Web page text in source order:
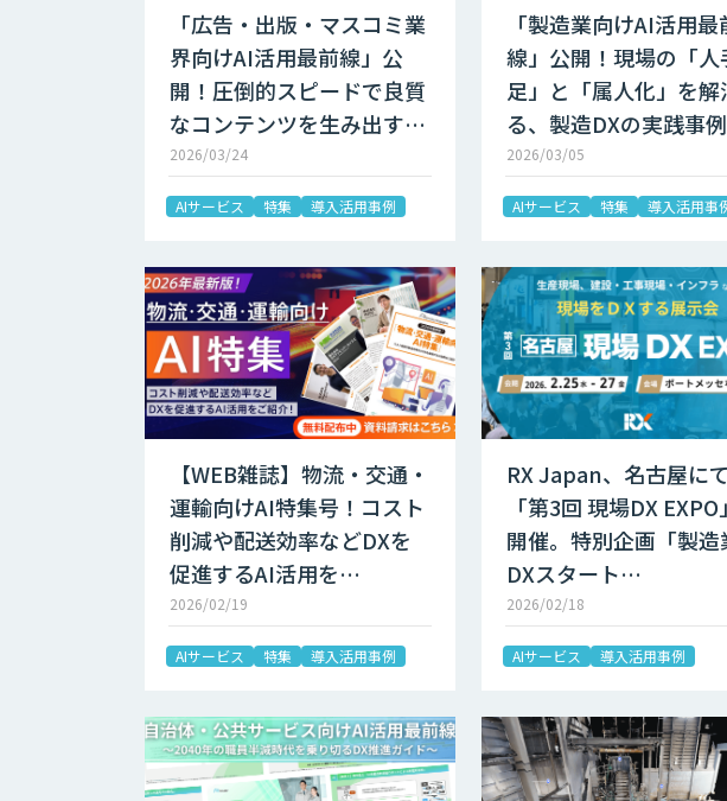
「広告・出版・マスコミ業
界向けAI活用最前線」公
開！圧倒的スピードで良質
なコンテンツを生み出す…
2026/03/24
AIサービス 特集 導入活用事例
「製造業向けAI活用最
線」公開！現場の「人
足」と「属人化」を解
る、製造DXの実践事
2026/03/05
AIサービス 特集 導入活用事
【WEB雑誌】物流・交通・
運輸向けAI特集号！コスト
削減や配送効率などDXを
促進するAI活用を…
2026/02/19
AIサービス 特集 導入活用事例
RX Japan、名古屋にて
「第3回 現場DX EXPO
開催。特別企画「製造
DXスタート…
2026/02/18
AIサービス 導入活用事例